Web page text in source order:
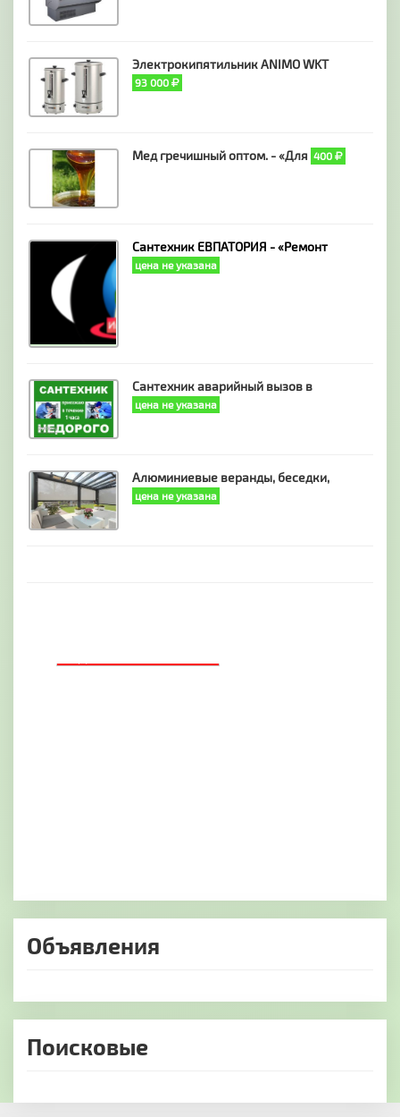
Электрокипятильник ANIMO WKT
93 000
Мед гречишный оптом. - «Для 400
Сантехник ЕВПАТОРИЯ - «Ремонт
цена не указана
Сантехник аварийный вызов в
цена не указана
Алюминиевые веранды, беседки,
цена не указана
Объявления
Поисковые